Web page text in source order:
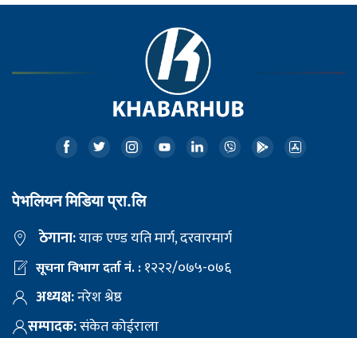
पेभलियन मिडिया प्रा.लि
ठेगाना:याक एण्ड यति मार्ग, दरवारमार्ग
सूचना विभाग दर्ता नं. :१२२२/०७५-०७६
अध्यक्ष:नरेश श्रेष्ठ
सम्पादक:संकेत कोईराला